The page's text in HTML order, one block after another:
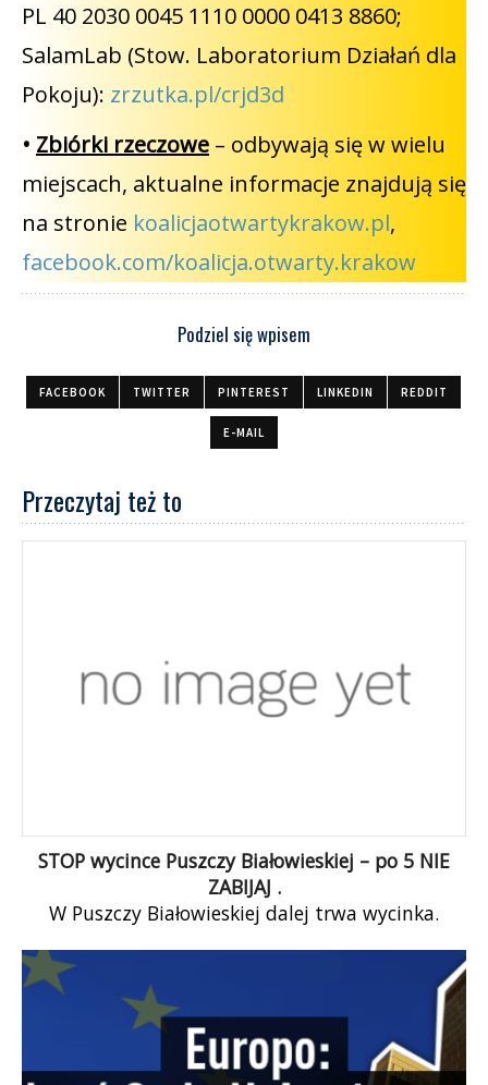
PL 40 2030 0045 1110 0000 0413 8860;
SalamLab (Stow. Laboratorium Działań dla
Pokoju): zrzutka.pl/crjd3d
• Zbiórki rzeczowe – odbywają się w wielu
miejscach, aktualne informacje znajdują się
na stronie koalicjaotwartykrakow.pl,
facebook.com/koalicja.otwarty.krakow
Podziel się wpisem
FACEBOOK TWITTER PINTEREST LINKEDIN REDDIT
E-MAIL
Przeczytaj też to
STOP wycince Puszczy Białowieskiej – po 5 NIE
ZABIJAJ .
W Puszczy Białowieskiej dalej trwa wycinka.
wycinki a harwestery w ekspresowym tempie
dalej demolują dziedzictwo […]